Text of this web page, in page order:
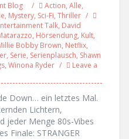
Blog Action, Alle,
, Mystery, Sci-Fi, Thriller
Talk, David
, Hörsendung, Kult,
Bobby Brown, Netflix,
, Serie, Serienplausch, Shawn
, Winona Ryder
Leave a
Down… ein letztes Mal.
Lichtern,
jeder Menge 80s-Vibes
Finale: STRANGER